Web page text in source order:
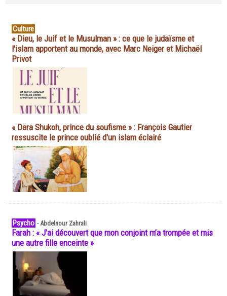
Culture
« Dieu, le Juif et le Musulman » : ce que le judaïsme et
l'islam apportent au monde, avec Marc Neiger et Michaël
Privot
« Dara Shukoh, prince du soufisme » : François Gautier
ressuscite le prince oublié d'un islam éclairé
Psycho -Abdelnour Zahrali
Farah : « J’ai découvert que mon conjoint m’a trompée et mis
une autre fille enceinte »